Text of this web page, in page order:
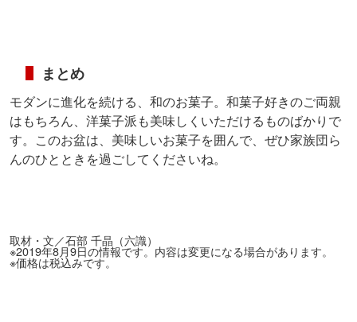
まとめ
モダンに進化を続ける、和のお菓子。和菓子好きのご両親
はもちろん、洋菓子派も美味しくいただけるものばかりで
す。このお盆は、美味しいお菓子を囲んで、ぜひ家族団ら
んのひとときを過ごしてくださいね。
取材・文／石部 千晶（六識）
※2019年8月9日の情報です。内容は変更になる場合があります。
※価格は税込みです。